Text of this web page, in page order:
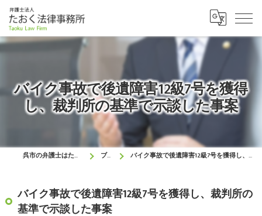
バイク事故で後遺障害12級7号を獲得
し、裁判所の基準で示談した事案
呉市の弁護士はたおく法律事務所 ブログ バイク事故で後遺障害12級7号を獲得し、裁判所の基準で示談した事案
バイク事故で後遺障害12級7号を獲得し、裁判所の
基準で示談した事案